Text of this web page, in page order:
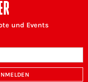
und Events